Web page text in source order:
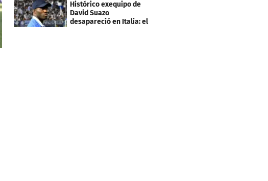
Mundial
Histórico exequipo de
David Suazo
desapareció en Italia: el